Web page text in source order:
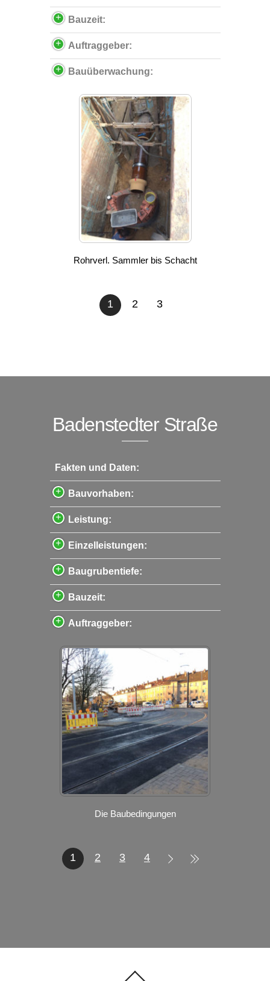
Bauzeit:
Auftraggeber:
Bauüberwachung:
Rohrverl. Sammler bis Schacht
1 2 3
Badenstedter Straße
Fakten und Daten:
Bauvorhaben:
Leistung:
Einzelleistungen:
Baugrubentiefe:
Bauzeit:
Auftraggeber:
Die Baubedingungen
1 2 3 4